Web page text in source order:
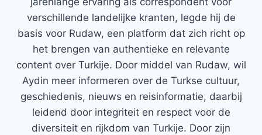
verschillende landelijke kranten, legde hij de
basis voor Rudaw, een platform dat zich richt op
het brengen van authentieke en relevante
content over Turkije. Door middel van Rudaw, wil
Aydin meer informeren over de Turkse cultuur,
geschiedenis, nieuws en reisinformatie, daarbij
leidend door integriteit en respect voor de
diversiteit en rijkdom van Turkije. Door zijn